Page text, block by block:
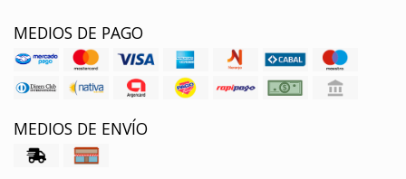
MEDIOS DE PAGO
MEDIOS DE ENVÍO